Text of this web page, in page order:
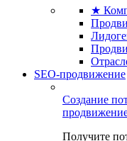
★
SEO-продвижение
Создание
Получите